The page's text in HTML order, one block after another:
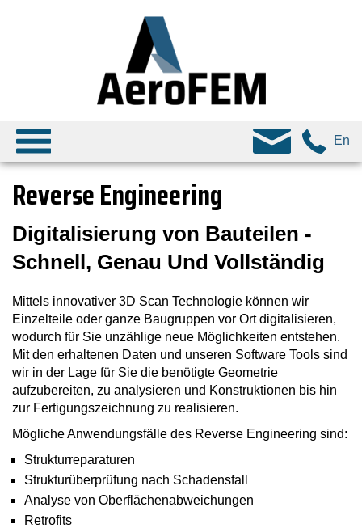
En
Reverse Engineering
Digitalisierung von Bauteilen -
Schnell, Genau Und Vollständig
Mittels innovativer 3D Scan Technologie können wir
Einzelteile oder ganze Baugruppen vor Ort digitalisieren,
wodurch für Sie unzählige neue Möglichkeiten entstehen.
Mit den erhaltenen Daten und unseren Software Tools sind
wir in der Lage für Sie die benötigte Geometrie
aufzubereiten, zu analysieren und Konstruktionen bis hin
zur Fertigungszeichnung zu realisieren.
Mögliche Anwendungsfälle des Reverse Engineering sind:
Strukturreparaturen
Strukturüberprüfung nach Schadensfall
Analyse von Oberflächenabweichungen
Retrofits